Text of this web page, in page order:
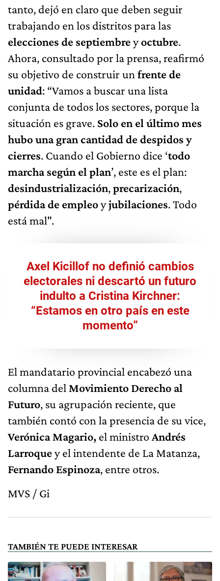
tanto, dejó en claro que deben seguir
trabajando en los distritos para las
elecciones de septiembreyoctubre.
Ahora, consultado por la prensa, reafirmó
su objetivo de construir un frente de
unidad: “Vamos a buscar una lista
conjunta de todos los sectores, porque la
situación es grave. Solo en el último mes
hubo una gran cantidad de despidos y
cierres. Cuando el Gobierno dice ‘todo
marcha según el plan’, este es el plan:
desindustrialización,precarización,
pérdida de empleoyjubilaciones. Todo
está mal".
Axel Kicillof no definió cambios
electorales ni descartó un futuro
indulto a Cristina Kirchner:
“Estamos en otro país en este
momento”
El mandatario provincial encabezó una
columna del Movimiento Derecho al
Futuro, su agrupación reciente, que
también contó con la presencia de su vice,
Verónica Magario, el ministro Andrés
Larroquey el intendente de La Matanza,
Fernando Espinoza, entre otros.
MVS / Gi
TAMBIÉN TE PUEDE INTERESAR